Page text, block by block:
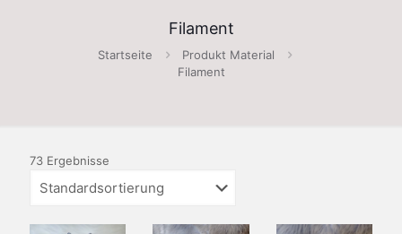
Filament
Startseite
Produkt Material
Filament
73 Ergebnisse